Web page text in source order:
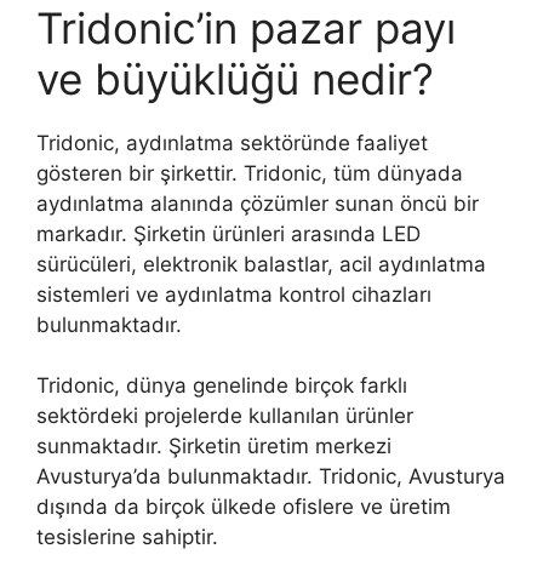
Tridonic’in pazar payı
ve büyüklüğü nedir?
Tridonic, aydınlatma sektöründe faaliyet
gösteren bir şirkettir. Tridonic, tüm dünyada
aydınlatma alanında çözümler sunan öncü bir
markadır. Şirketin ürünleri arasında LED
sürücüleri, elektronik balastlar, acil aydınlatma
sistemleri ve aydınlatma kontrol cihazları
bulunmaktadır.
Tridonic, dünya genelinde birçok farklı
sektördeki projelerde kullanılan ürünler
sunmaktadır. Şirketin üretim merkezi
Avusturya’da bulunmaktadır. Tridonic, Avusturya
dışında da birçok ülkede ofislere ve üretim
tesislerine sahiptir.